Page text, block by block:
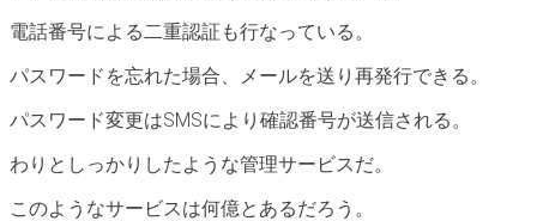
電話番号による二重認証も行なっている。
パスワードを忘れた場合、メールを送り再発行できる。
パスワード変更はSMSにより確認番号が送信される。
わりとしっかりしたような管理サービスだ。
このようなサービスは何億とあるだろう。